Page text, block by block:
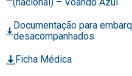
Documentação para
desacompanhados
Ficha Médica